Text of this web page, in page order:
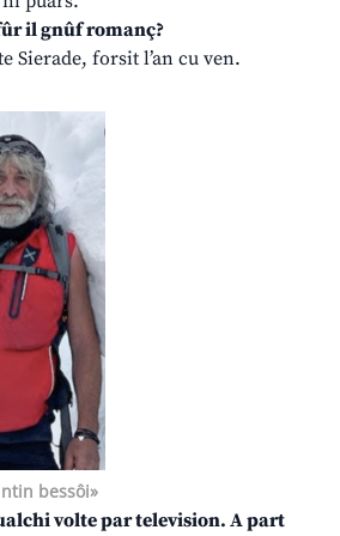
il gnûf romanç?
Sierade, forsit l’an cu ven.
bessôi»
volte par television. A part